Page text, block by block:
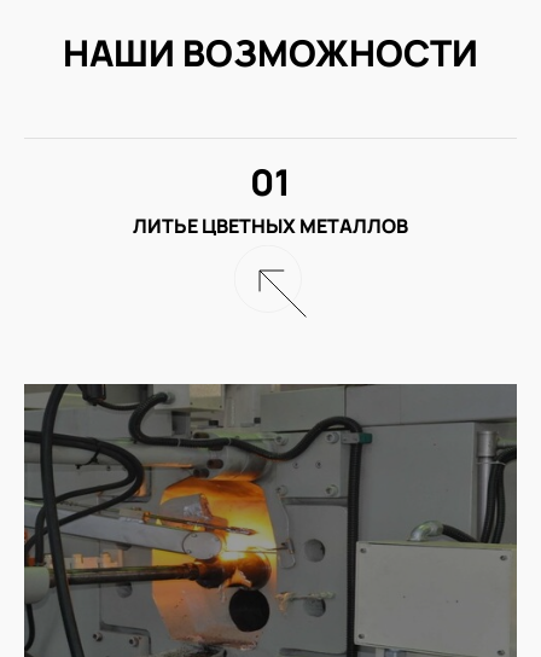
НАШИ ВОЗМОЖНОСТИ
ЛИТЬЕ ЦВЕТНЫХ МЕТАЛЛОВ
01